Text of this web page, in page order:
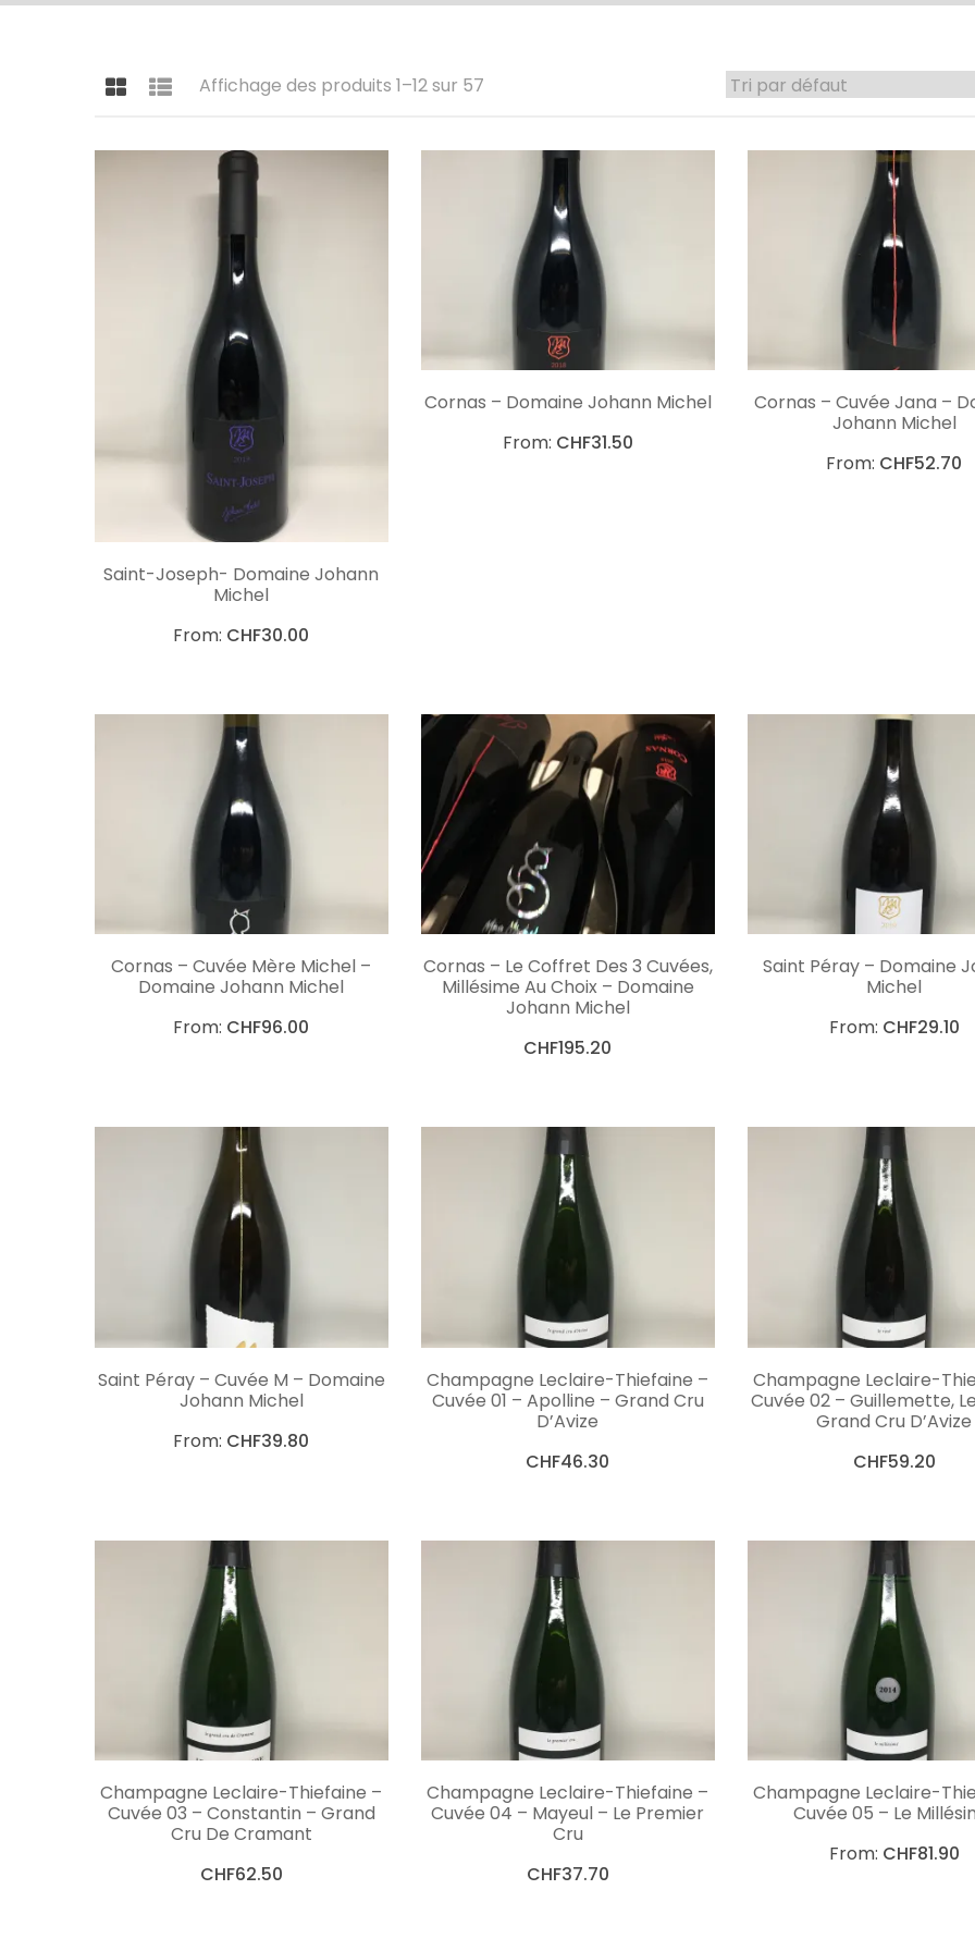
Affichage des produits 1–12 sur 57
CHOIX DES OPTIONS
Saint-Joseph- Domaine Johann
Michel
From: CHF30.00
CHOIX DES OPTIONS
Cornas – Domaine Johann Michel
From: CHF31.50
CHOIX DES
Cornas – Cuvée Jana –
Johann Michel
From: CHF52.70
CHOIX DES OPTIONS
Cornas – Cuvée Mère Michel –
Domaine Johann Michel
From: CHF96.00
CHOIX DES OPTIONS
Cornas – Le Coffret Des 3 Cuvées,
Millésime Au Choix – Domaine
Johann Michel
CHF195.20
CHOIX DES
Saint Péray – Domaine
Michel
From: CHF29.10
CHOIX DES OPTIONS
Saint Péray – Cuvée M – Domaine
Johann Michel
From: CHF39.80
LIRE LA SUITE
Champagne Leclaire-Thiefaine –
Cuvée 01 – Apolline – Grand Cru
D’Avize
CHF46.30
AJOUTER AU
Champagne Leclaire-
Cuvée 02 – Guillemette,
Grand Cru D’Avize
CHF59.20
AJOUTER AU PANIER
Champagne Leclaire-Thiefaine –
Cuvée 03 – Constantin – Grand
Cru De Cramant
CHF62.50
LIRE LA SUITE
Champagne Leclaire-Thiefaine –
Cuvée 04 – Mayeul – Le Premier
Cru
CHF37.70
CHOIX DES
Champagne Leclaire-
Cuvée 05 – Le
From: CHF81.90